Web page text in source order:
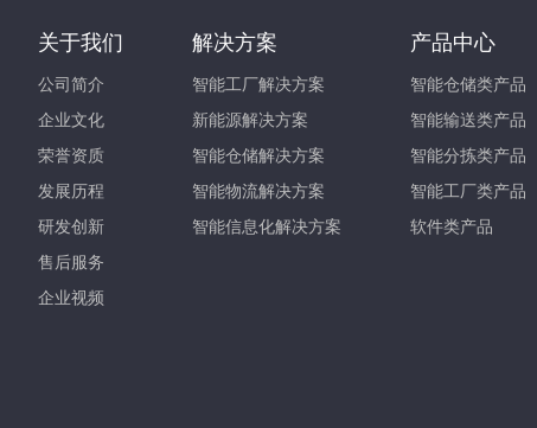
关于我们
公司简介
企业文化
荣誉资质
发展历程
研发创新
售后服务
企业视频
解决方案
智能工厂解决方案
新能源解决方案
智能仓储解决方案
智能物流解决方案
智能信息化解决方案
产品中心
智能仓储类产品
智能输送类产品
智能分拣类产品
智能工厂类产品
软件类产品